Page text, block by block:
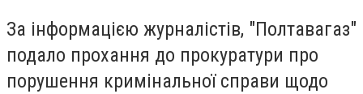
За інформацією журналістів, "Полтавагаз"
подало прохання до прокуратури про
порушення кримінальної справи щодо